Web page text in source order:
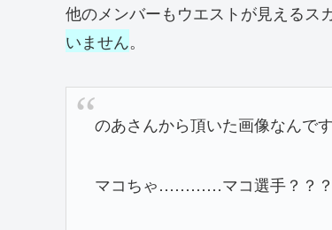
他のメンバーもウエストが見えるス
いません。
のあさんから頂いた画像なんで
マコちゃ…………マコ選手？？？